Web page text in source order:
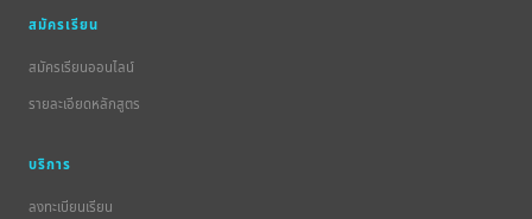
สมัครเรียน
สมัครเรียนออนไลน์
รายละเอียดหลักสูตร
บริการ
ลงทะเบียนเรียน